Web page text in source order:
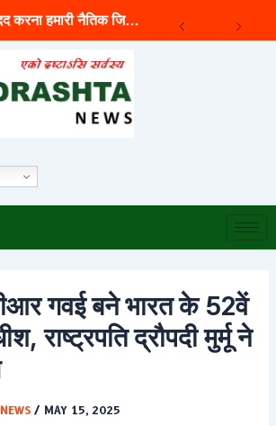
छात्रों की सुरक्षा व मदद करना हमारी नैतिक जिम्मेदारी -राहुल गांधी
गवई बने भारत के 52वें
राष्ट्रपति द्रौपदी मुर्मू ने
/ MAY 15, 2025